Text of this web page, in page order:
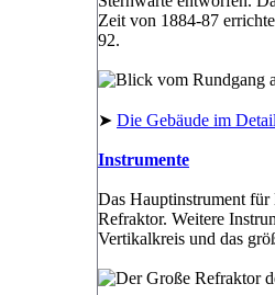
Zeit von 1884-87
92.
➤ Die Gebäude im Detail
Instrumente
Das Hauptinstrument für
Refraktor. Weitere
Vertikalkreis und das